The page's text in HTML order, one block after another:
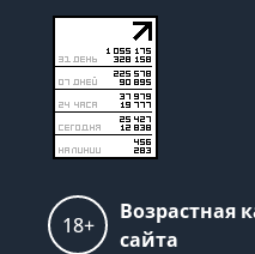
18+
Возрастная
сайта